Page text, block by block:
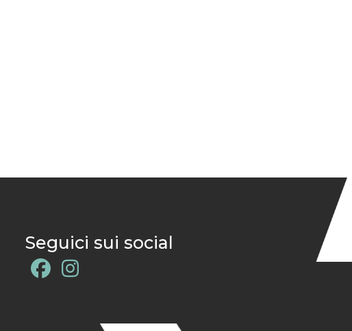
Seguici sui social